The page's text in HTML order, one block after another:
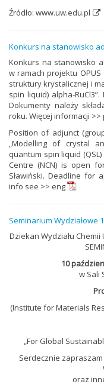
Źródło: www.uw.edu.pl
Konkurs na stanowisko
Konkurs na stanowisko
w ramach projektu OPUS
struktury krystalicznej i
spin liquid) alpha-
Dokumenty należy
roku. Więcej informacji >>
Position of adjunct
„Modelling of crystal
quantum spin liquid
Centre (NCN) is open
Sławiński. Deadline for
info see >> eng
Seminarium Wydziałowe
Dziekan Wydziału
10
w Sali
(Institute for Materials
„For Global
Serdecznie
oraz